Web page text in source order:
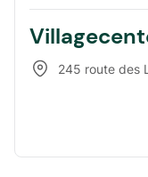
245 route des